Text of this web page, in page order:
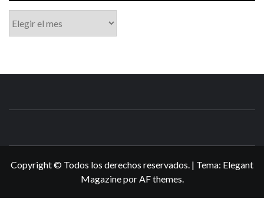
Copyright © Todos los derechos reservados. | Tema: Elegant
MagazineporAF themes.